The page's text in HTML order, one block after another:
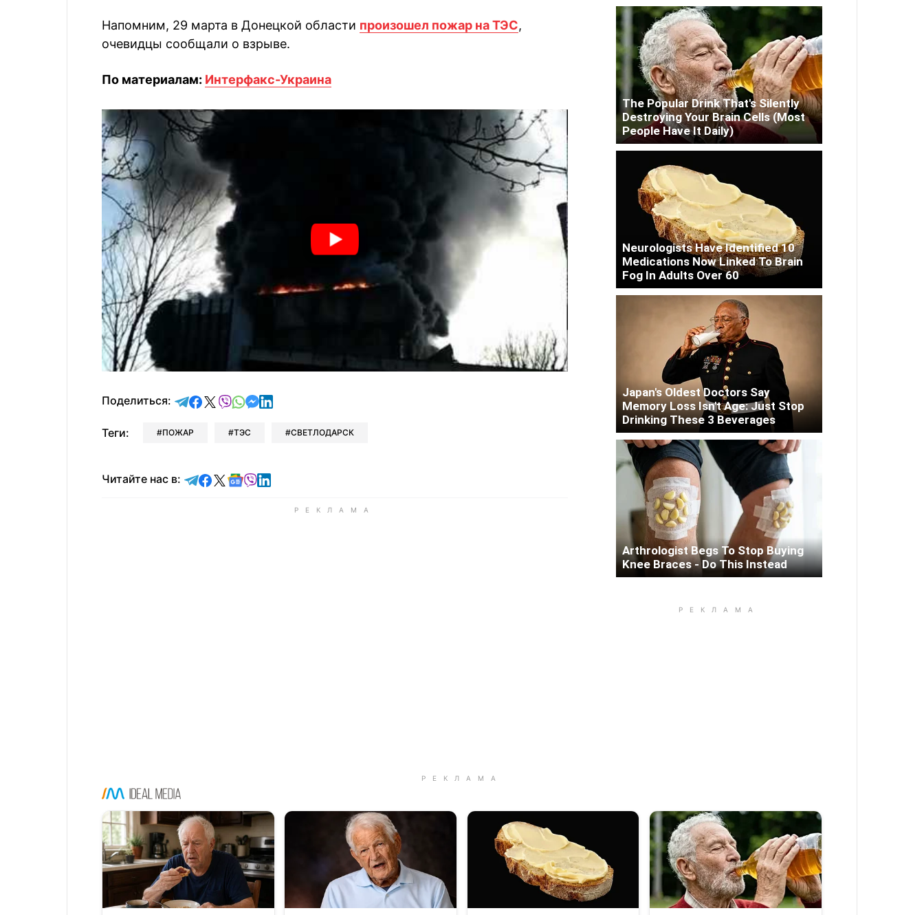
Напомним, 29 марта в Донецкой области произошел пожар на ТЭС,
очевидцы сообщали о взрыве.
По материалам: Интерфакс-Украина
Поделиться: отправить в Telegram
поделиться в Facebook
поделиться в X
отправить в Viber
отправить в Whatsapp
отправить в Messenger
отправить в LinkedIn
Теги: ПОЖАР ТЭС СВЕТЛОДАРСК
Читайте нас в: Читайте в Telegram
Читайте в Facebook
Читайте в X
Читайте в Google news
Читайте в Viber
Читайте в LinkedIn